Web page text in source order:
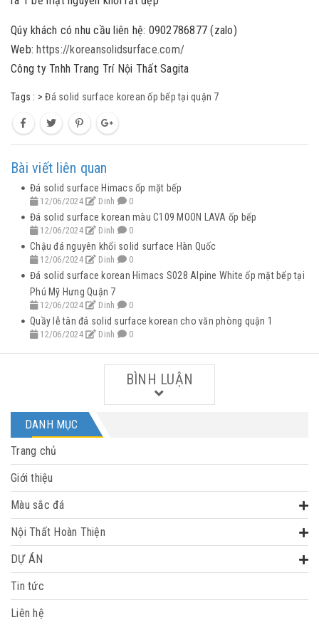
Qúy khách có nhu cầu liên hệ: 0902786877 (zalo)
Web:https://koreansolidsurface.com/
Công ty Tnhh Trang Trí Nội Thất Sagita
Tags : >Đá solid surface korean ốp bếp tại quận 7
Bài viết liên quan
Đá solid surface Himacs ốp mặt bếp
12/06/2024 Dinh 0
Đá solid surface korean màu C109 MOON LAVA ốp bếp
12/06/2024 Dinh 0
Chậu đá nguyên khối solid surface Hàn Quốc
12/06/2024 Dinh 0
Đá solid surface korean Himacs S028 Alpine White ốp mặt bếp tại
Phú Mỹ Hưng Quận 7
12/06/2024 Dinh 0
Quầy lễ tân đá solid surface korean cho văn phòng quận 1
12/06/2024 Dinh 0
BÌNH LUẬN
DANH MỤC
Trang chủ
Giới thiệu
Màu sắc đá
Nội Thất Hoàn Thiện
DỰ ÁN
Tin tức
Liên hệ